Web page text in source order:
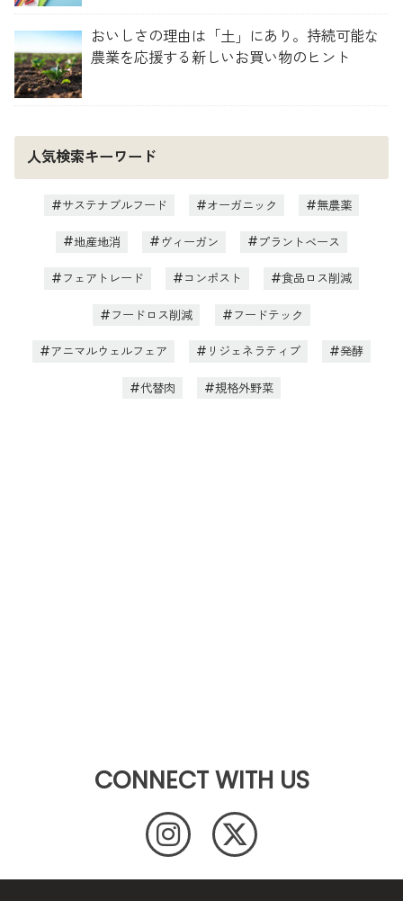
おいしさの理由は「土」にあり。持続可能な
農業を応援する新しいお買い物のヒント
人気検索キーワード
サステナブルフード オーガニック 無農薬
地産地消 ヴィーガン プラントベース
フェアトレード コンポスト 食品ロス削減
フードロス削減 フードテック
アニマルウェルフェア リジェネラティブ 発酵
代替肉 規格外野菜
CONNECT WITH US